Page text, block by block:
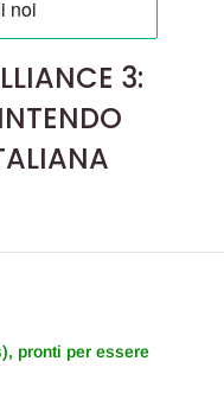
3:
pronti per essere